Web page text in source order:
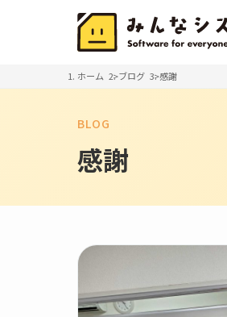
ホーム ブログ 感謝
BLOG
感謝